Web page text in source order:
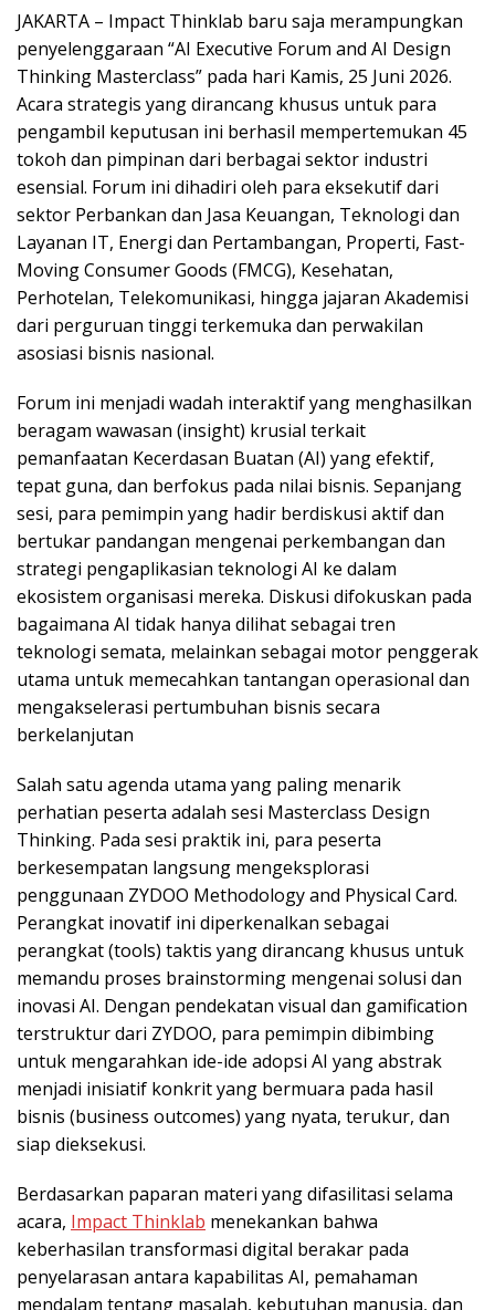
JAKARTA – Impact Thinklab baru saja merampungkan
penyelenggaraan “AI Executive Forum and AI Design
Thinking Masterclass” pada hari Kamis, 25 Juni 2026.
Acara strategis yang dirancang khusus untuk para
pengambil keputusan ini berhasil mempertemukan 45
tokoh dan pimpinan dari berbagai sektor industri
esensial. Forum ini dihadiri oleh para eksekutif dari
sektor Perbankan dan Jasa Keuangan, Teknologi dan
Layanan IT, Energi dan Pertambangan, Properti, Fast-
Moving Consumer Goods (FMCG), Kesehatan,
Perhotelan, Telekomunikasi, hingga jajaran Akademisi
dari perguruan tinggi terkemuka dan perwakilan
asosiasi bisnis nasional.
Forum ini menjadi wadah interaktif yang menghasilkan
beragam wawasan (insight) krusial terkait
pemanfaatan Kecerdasan Buatan (AI) yang efektif,
tepat guna, dan berfokus pada nilai bisnis. Sepanjang
sesi, para pemimpin yang hadir berdiskusi aktif dan
bertukar pandangan mengenai perkembangan dan
strategi pengaplikasian teknologi AI ke dalam
ekosistem organisasi mereka. Diskusi difokuskan pada
bagaimana AI tidak hanya dilihat sebagai tren
teknologi semata, melainkan sebagai motor penggerak
utama untuk memecahkan tantangan operasional dan
mengakselerasi pertumbuhan bisnis secara
berkelanjutan
Salah satu agenda utama yang paling menarik
perhatian peserta adalah sesi Masterclass Design
Thinking. Pada sesi praktik ini, para peserta
berkesempatan langsung mengeksplorasi
penggunaan ZYDOO Methodology and Physical Card.
Perangkat inovatif ini diperkenalkan sebagai
perangkat (tools) taktis yang dirancang khusus untuk
memandu proses brainstorming mengenai solusi dan
inovasi AI. Dengan pendekatan visual dan gamification
terstruktur dari ZYDOO, para pemimpin dibimbing
untuk mengarahkan ide-ide adopsi AI yang abstrak
menjadi inisiatif konkrit yang bermuara pada hasil
bisnis (business outcomes) yang nyata, terukur, dan
siap dieksekusi.
Berdasarkan paparan materi yang difasilitasi selama
acara, Impact Thinklab menekankan bahwa
keberhasilan transformasi digital berakar pada
penyelarasan antara kapabilitas AI, pemahaman
mendalam tentang masalah, kebutuhan manusia, dan